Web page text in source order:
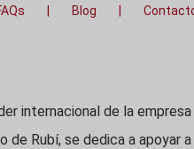
Blog
internacional de la empresa
de Rubí, se dedica a apoyar a